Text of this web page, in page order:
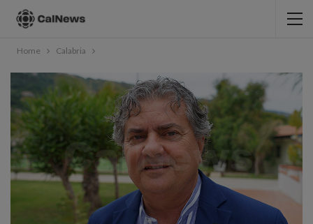
Home Calabria